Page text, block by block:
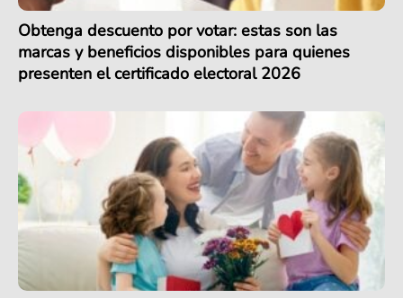
Obtenga descuento por votar: estas son las
marcas y beneficios disponibles para quienes
presenten el certificado electoral 2026